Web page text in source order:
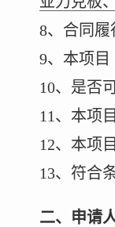
8、合同履
9、本项目
10、是否
11、本项
12、本项
13、符合
二、申请